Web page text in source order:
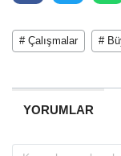
# Çalışmalar #
YORUMLAR